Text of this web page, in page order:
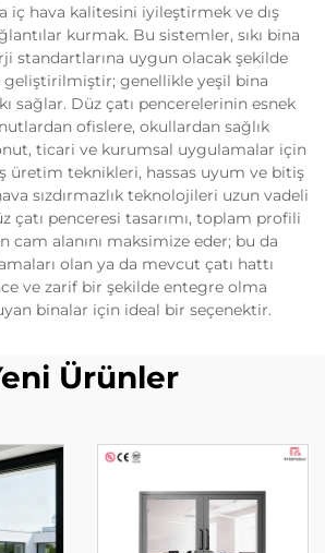
iç hava kalitesini iyileştirmek ve dış
kurmak. Bu sistemler, sıkı bina
standartlarına uygun olacak şekilde
genellikle yeşil bina
sağlar. Düz çatı pencerelerinin esnek
ofislere, okullardan sağlık
ticari ve kurumsal uygulamalar için
üretim teknikleri, hassas uyum ve bitiş
sızdırmazlık teknolojileri uzun vadeli
çatı penceresi tasarımı, toplam profili
cam alanını maksimize eder; bu da
olan ya da mevcut çatı hattı
ve zarif bir şekilde entegre olma
binalar için ideal bir seçenektir.
Ürünler